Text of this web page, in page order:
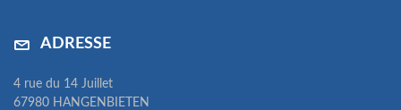
ADRESSE
4 rue du 14 Juillet
67980 HANGENBIETEN